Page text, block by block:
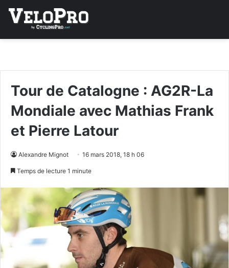
Tour de Catalogne : AG2R-La
Mondiale avec Mathias Frank
et Pierre Latour
Alexandre Mignot 16 mars 2018, 18 h 06
Temps de lecture 1 minute